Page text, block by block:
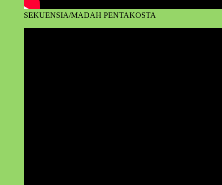
SEKUENSIA/MADAH PENTAKOSTA